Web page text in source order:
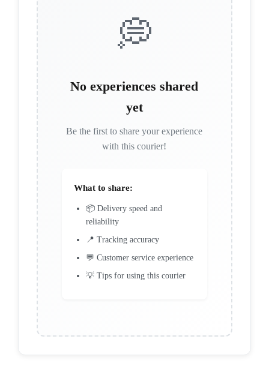
💭
No experiences shared
yet
Be the first to share your experience
with this courier!
What to share:
📦 Delivery speed and
reliability
📍 Tracking accuracy
💬 Customer service experience
💡 Tips for using this courier